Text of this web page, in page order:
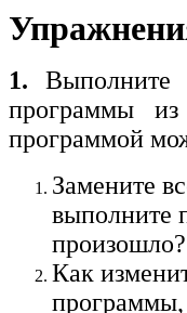
программу,
«Привет».
print(‘
Результат
отражается
среды IDLE.
1. Выполните
программы
программой
Замените
выполните
Как
программы,